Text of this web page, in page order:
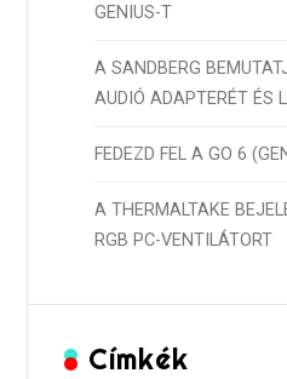
GENIUS-T
A SANDBERG
AUDIÓ ADAPTERÉT ÉS
FEDEZD FEL A GO 6
A THERMALTAKE
RGB PC-VENTILÁTORT
Címkék